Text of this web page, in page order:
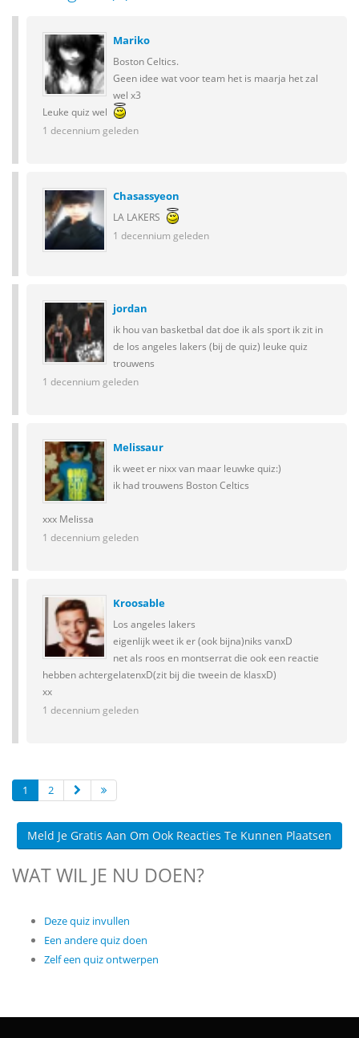
Mariko
Boston Celtics.
Geen idee wat voor team het is maarja het zal
wel x3
Leuke quiz wel
1 decennium geleden
Chasassyeon
LA LAKERS
1 decennium geleden
jordan
ik hou van basketbal dat doe ik als sport ik zit in
de los angeles lakers (bij de quiz) leuke quiz
trouwens
1 decennium geleden
Melissaur
ik weet er nixx van maar leuwke quiz:)
ik had trouwens Boston Celtics
xxx Melissa
1 decennium geleden
Kroosable
Los angeles lakers
eigenlijk weet ik er (ook bijna)niks vanxD
net als roos en montserrat die ook een reactie
hebben achtergelatenxD(zit bij die tweein de klasxD)
xx
1 decennium geleden
1 2
Meld Je Gratis Aan Om Ook Reacties Te Kunnen Plaatsen
WAT WIL JE NU DOEN?
Deze quiz invullen
Een andere quiz doen
Zelf een quiz ontwerpen